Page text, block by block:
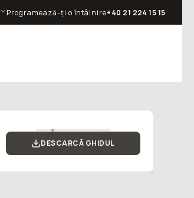
Programează-ți o întâlnire+40 21 224 15 15
DESCARCĂ GHIDUL